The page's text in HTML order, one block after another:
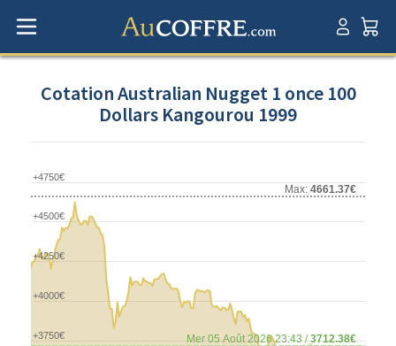
Cotation Australian Nugget 1 once 100
Dollars Kangourou 1999
Max: 4661.37€
Mer 05 Août 2026 23:43 /3712.38€
+3750€
+4000€
+4250€
+4500€
+4750€